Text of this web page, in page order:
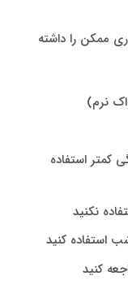
ممکن را داشته
نرم)
کمتر استفاده
نکنید
استفاده کنید